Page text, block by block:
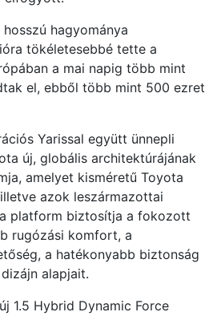
hagyománya
tökéletesebbé tette a
a mai napig több mint
el, ebből több mint 500 ezret
Yarissal együtt ünnepli
új, globális architektúrájának
amelyet kisméretű Toyota
azok leszármazottai
platform biztosítja a fokozott
rugózási komfort, a
a hatékonyabb biztonság
alapjait.
1.5 Hybrid Dynamic Force